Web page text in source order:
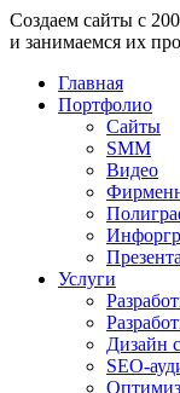
Создаем сайты с
и занимаемся их
Главная
Портфолио
Сайты
SMM
Видео
Услуги
Дизайн
SEO-